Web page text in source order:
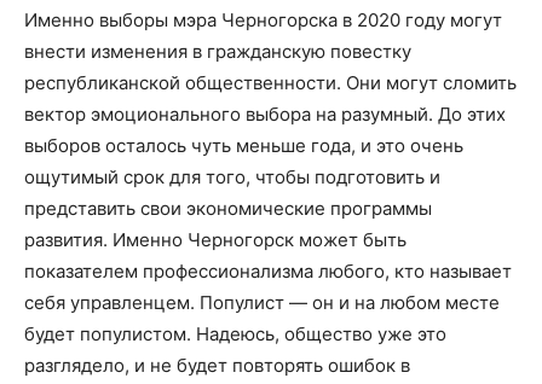
Именно выборы мэра Черногорска в 2020 году могут
внести изменения в гражданскую повестку
республиканской общественности. Они могут сломить
вектор эмоционального выбора на разумный. До этих
выборов осталось чуть меньше года, и это очень
ощутимый срок для того, чтобы подготовить и
представить свои экономические программы
развития. Именно Черногорск может быть
показателем профессионализма любого, кто называет
себя управленцем. Популист — он и на любом месте
будет популистом. Надеюсь, общество уже это
разглядело, и не будет повторять ошибок в